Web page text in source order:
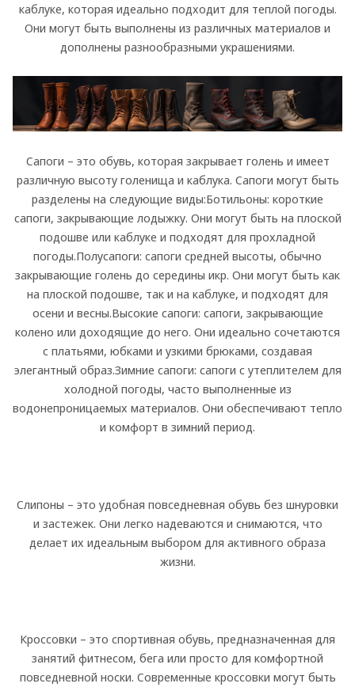
каблуке, которая идеально подходит для теплой погоды.
Они могут быть выполнены из различных материалов и
дополнены разнообразными украшениями.
Сапоги – это обувь, которая закрывает голень и имеет
различную высоту голенища и каблука. Сапоги могут быть
разделены на следующие виды:Ботильоны: короткие
сапоги, закрывающие лодыжку. Они могут быть на плоской
подошве или каблуке и подходят для прохладной
погоды.Полусапоги: сапоги средней высоты, обычно
закрывающие голень до середины икр. Они могут быть как
на плоской подошве, так и на каблуке, и подходят для
осени и весны.Высокие сапоги: сапоги, закрывающие
колено или доходящие до него. Они идеально сочетаются
с платьями, юбками и узкими брюками, создавая
элегантный образ.Зимние сапоги: сапоги с утеплителем для
холодной погоды, часто выполненные из
водонепроницаемых материалов. Они обеспечивают тепло
и комфорт в зимний период.
Слипоны – это удобная повседневная обувь без шнуровки
и застежек. Они легко надеваются и снимаются, что
делает их идеальным выбором для активного образа
жизни.
Кроссовки – это спортивная обувь, предназначенная для
занятий фитнесом, бега или просто для комфортной
повседневной носки. Современные кроссовки могут быть